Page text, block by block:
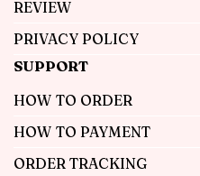
REVIEW
PRIVACY POLICY
SUPPORT
HOW TO ORDER
HOW TO PAYMENT
ORDER TRACKING